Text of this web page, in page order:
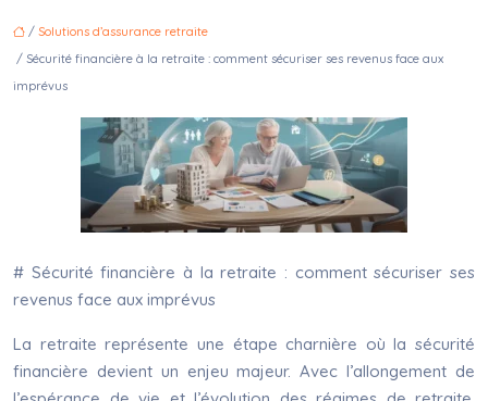
/ Solutions d’assurance retraite
/ Sécurité financière à la retraite : comment sécuriser ses revenus face aux
imprévus
# Sécurité financière à la retraite : comment sécuriser ses
revenus face aux imprévus
La retraite représente une étape charnière où la sécurité
financière devient un enjeu majeur. Avec l’allongement de